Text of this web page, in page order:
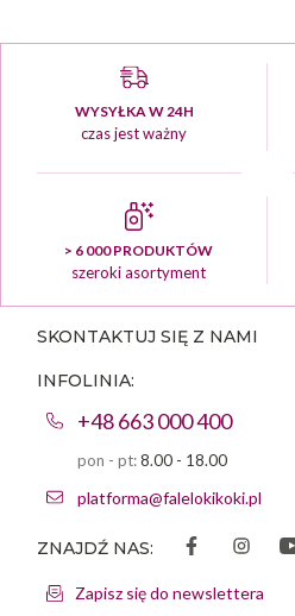
WYSYŁKA W 24H
czas jest ważny
> 6 000 PRODUKTÓW
szeroki asortyment
SKONTAKTUJ SIĘ Z NAMI
INFOLINIA:
+48 663 000 400
pon - pt:8.00 - 18.00
platforma@falelokikoki.pl
ZNAJDŹ NAS:
Zapisz się do newslettera